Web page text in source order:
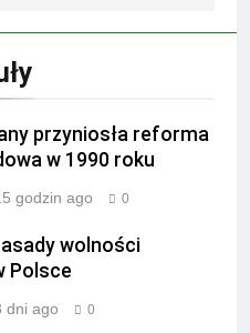
przyniosła reforma
w 1990 roku
godzin ago 0
wolności
Polsce
dni ago 0